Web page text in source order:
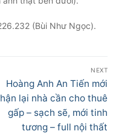
(Bùi Như Ngọc).
NEXT
Next
post:
Hoàng Anh An Tiến mới
lại nhà cần cho thuê
gấp – sạch sẽ, mới tinh
tương – full nội thất